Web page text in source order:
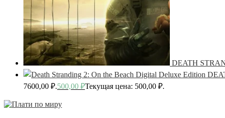
DEATH
7600,00 ₽.500,00 ₽Текущая цена: 500,00 ₽.